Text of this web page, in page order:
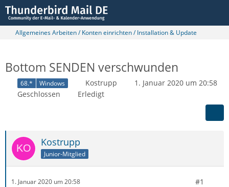
Allgemeines Arbeiten / Konten einrichten / Installation & Update
Bottom SENDEN verschwunden
68.* Windows Kostrupp
1. Januar 2020 um 20:58
Geschlossen
Erledigt
Kostrupp
Junior-Mitglied
1. Januar 2020 um 20:58 #1